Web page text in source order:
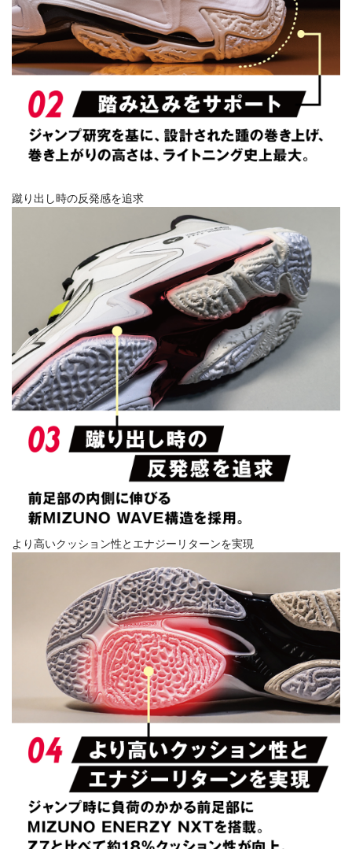
蹴り出し時の反発感を追求
より高いクッション性とエナジーリターンを実現